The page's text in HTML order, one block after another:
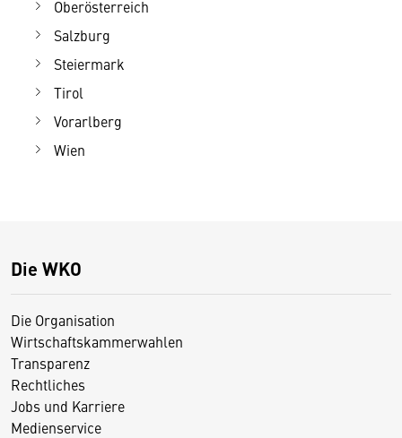
Oberösterreich
Salzburg
Steiermark
Tirol
Vorarlberg
Wien
Die WKO
Die Organisation
Wirtschaftskammerwahlen
Transparenz
Rechtliches
Jobs und Karriere
Medienservice